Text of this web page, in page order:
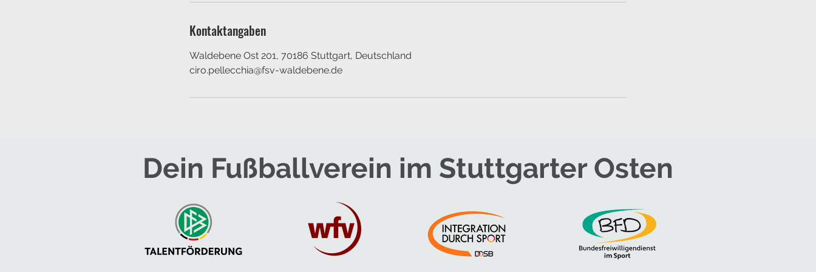
Kontaktangaben
Waldebene Ost 201, 70186 Stuttgart, Deutschland
ciro.pellecchia@fsv-waldebene.de
Dein Fußballverein im Stuttgarter Osten